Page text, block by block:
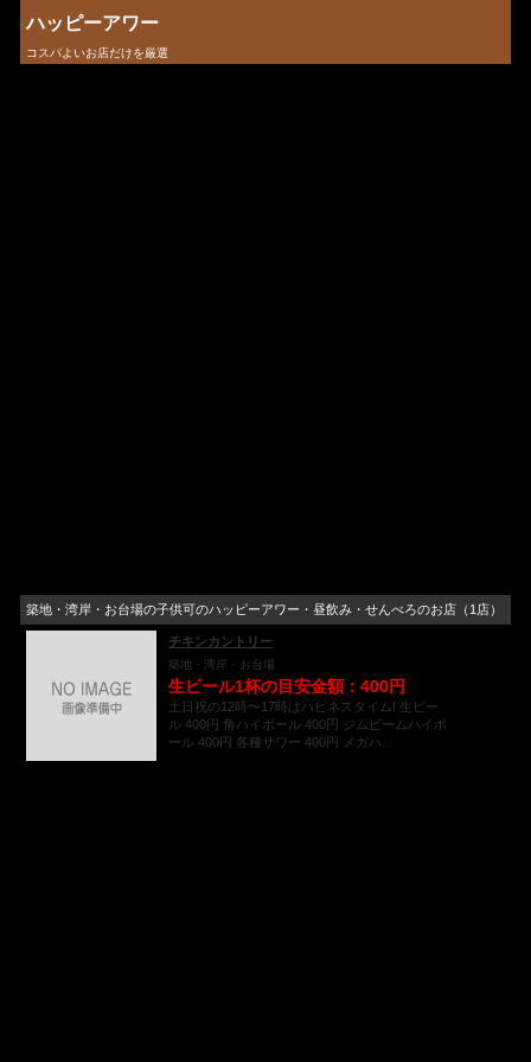
ハッピーアワー
コスパよいお店だけを厳選
築地・湾岸・お台場の子供可のハッピーアワー・昼飲み・せんべろのお店（1店）
チキンカントリー
築地・湾岸・お台場
生ビール1杯の目安金額：400円
土日祝の12時〜17時はハピネスタイム! 生ビー
ル 400円 角ハイボール 400円 ジムビームハイボ
ール 400円 各種サワー 400円 メガハ...